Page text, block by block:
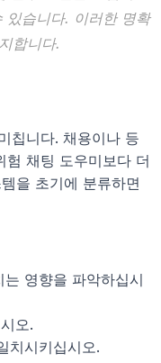
있습니다. 이러한 명확
합니다.
칩니다. 채용이나 등
험 채팅 도우미보다 더
을 초기에 분류하면
영향을 파악하십시
오.
치시키십시오.